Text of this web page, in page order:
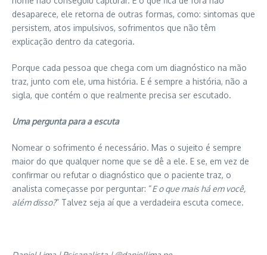
desaparece, ele retorna de outras formas, como: sintomas que
persistem, atos impulsivos, sofrimentos que não têm
explicação dentro da categoria.
Porque cada pessoa que chega com um diagnóstico na mão
traz, junto com ele, uma história. E é sempre a história, não a
sigla, que contém o que realmente precisa ser escutado.
Uma pergunta para a escuta
Nomear o sofrimento é necessário. Mas o sujeito é sempre
maior do que qualquer nome que se dê a ele. E se, em vez de
confirmar ou refutar o diagnóstico que o paciente traz, o
analista começasse por perguntar: “E o que mais há em você,
além disso?” Talvez seja aí que a verdadeira escuta comece.